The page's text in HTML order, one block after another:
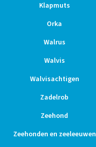
Klapmuts
Orka
Walrus
Walvis
Walvisachtigen
Zadelrob
Zeehond
Zeehonden en zeeleeuwen